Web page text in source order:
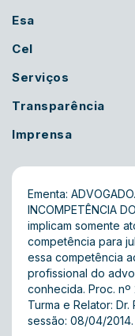
Esa
Cel
Serviços
Transparência
Imprensa
Ementa:
INCOMPETÊNCIA
implicam somente
competência para
essa competência
profissional do
conhecida. Proc. nº
Turma e Relator:
sessão: 08/04/2014.